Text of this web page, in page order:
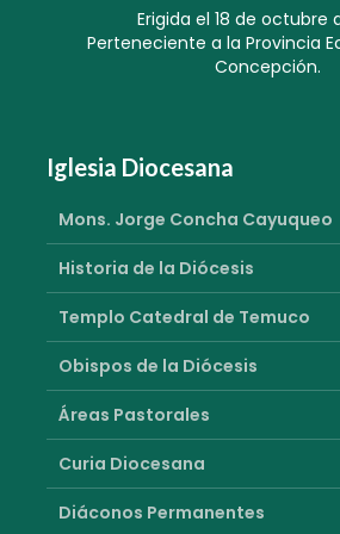
Erigida el 18 de octubre
Perteneciente a la Provincia
Concepción.
Iglesia Diocesana
Mons. Jorge Concha Cayuqueo
Historia de la Diócesis
Templo Catedral de Temuco
Obispos de la Diócesis
Áreas Pastorales
Curia Diocesana
Diáconos Permanentes